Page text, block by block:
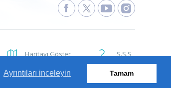
Ayrıntıları inceleyin Tamam
Haritayı Göster S.S.S